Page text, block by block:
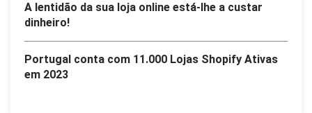
A lentidão da sua loja online está-lhe a custar
dinheiro!
Portugal conta com 11.000 Lojas Shopify Ativas
em 2023